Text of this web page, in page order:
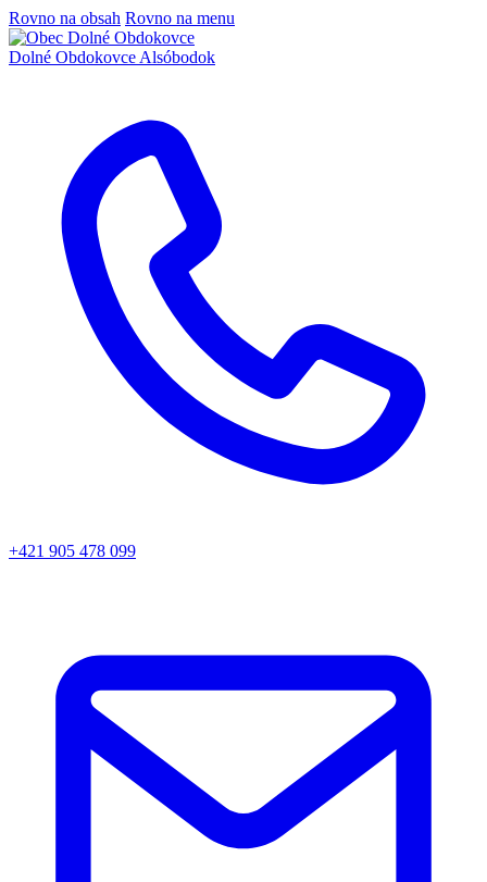
Rovno na obsah Rovno na menu
Dolné Obdokovce Alsóbodok
+421 905 478 099